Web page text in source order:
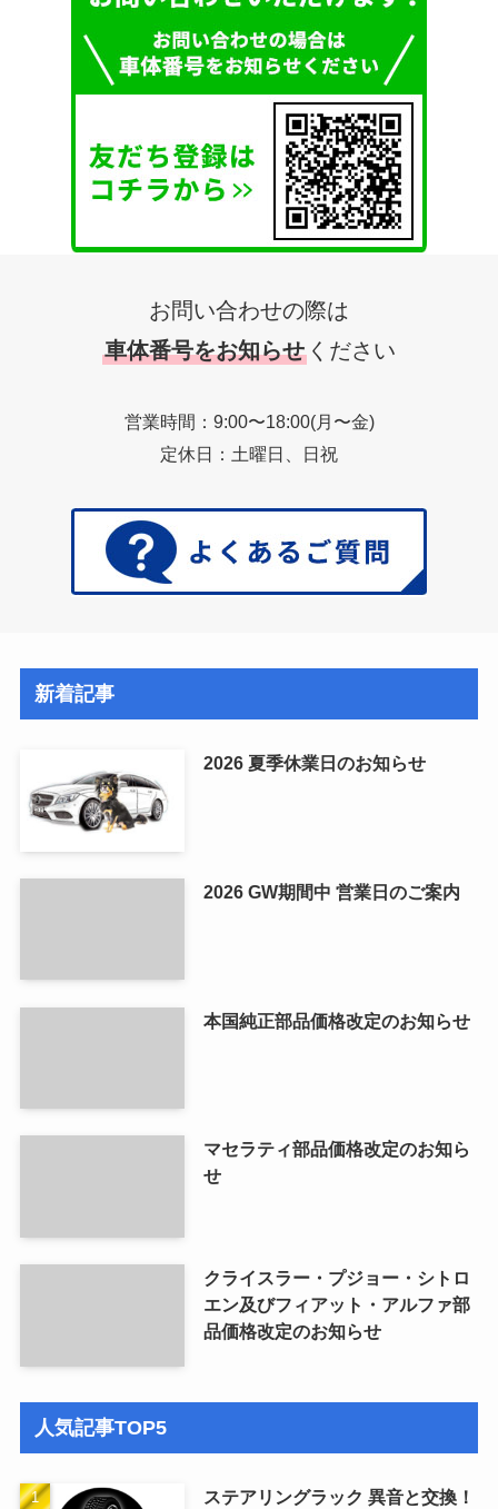
お問い合わせの際は
車体番号をお知らせ ください
営業時間：9:00〜18:00(月〜金)
定休日：土曜日、日祝
新着記事
2026 夏季休業日のお知らせ
2026 GW期間中 営業日のご案内
本国純正部品価格改定のお知らせ
マセラティ部品価格改定のお知ら
せ
クライスラー・プジョー・シトロ
エン及びフィアット・アルファ部
品価格改定のお知らせ
人気記事TOP5
ステアリングラック 異音と交換！